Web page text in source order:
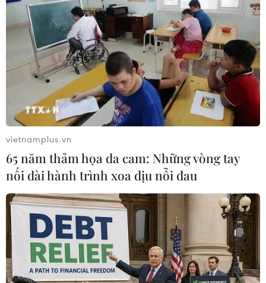
đào tạo đều liên quan đến các định hướng của
Nghị quyết số 29/NQ-TW. Nhìn lại 10 năm trong
quá trình triển khai để đánh giá những kết quả
đạt được, khó khăn, vướng mắc, tồn tại, hạn chế
và đề ra phương hướng, nhiệm vụ, giải pháp để
triển khai có hiệu quả hơn nữa công cuộc đổi
mới căn bản, toàn diện giáo dục-đào tạo giai
đoạn tới.
Thực hiện phân công của Bộ Chính trị, Ban cán
sự đảng Bộ Giáo dục và Đào tạo coi đây là
nhiệm vụ trọng tâm trong năm, thành lập Ban
Chỉ đạo với sự tham gia của các cơ quan, bộ,
ngành liên quan; làm việc với các địa phương,
tổ chức hội nghị chuyên đề, cuộc làm việc. Đến
nay, về cơ bản tiến độ công việc đã được triển
khai theo đúng kế hoạch đề ra.
vietnamplus.vn
65 năm thảm họa da cam: Những vòng tay
nối dài hành trình xoa dịu nỗi đau